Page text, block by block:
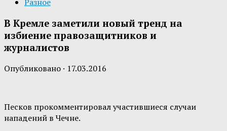
В Кремле заметили новый тренд на
избиение правозащитников и
журналистов
Опубликовано · 17.03.2016
Песков прокомментировал участившиеся случаи
нападений в Чечне.